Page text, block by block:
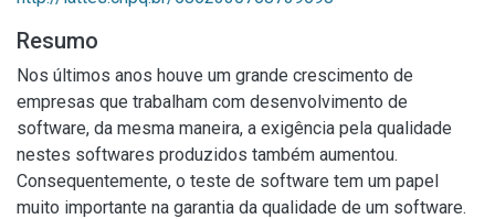
Resumo
Nos últimos anos houve um grande crescimento de
empresas que trabalham com desenvolvimento de
software, da mesma maneira, a exigência pela qualidade
nestes softwares produzidos também aumentou.
Consequentemente, o teste de software tem um papel
muito importante na garantia da qualidade de um software.